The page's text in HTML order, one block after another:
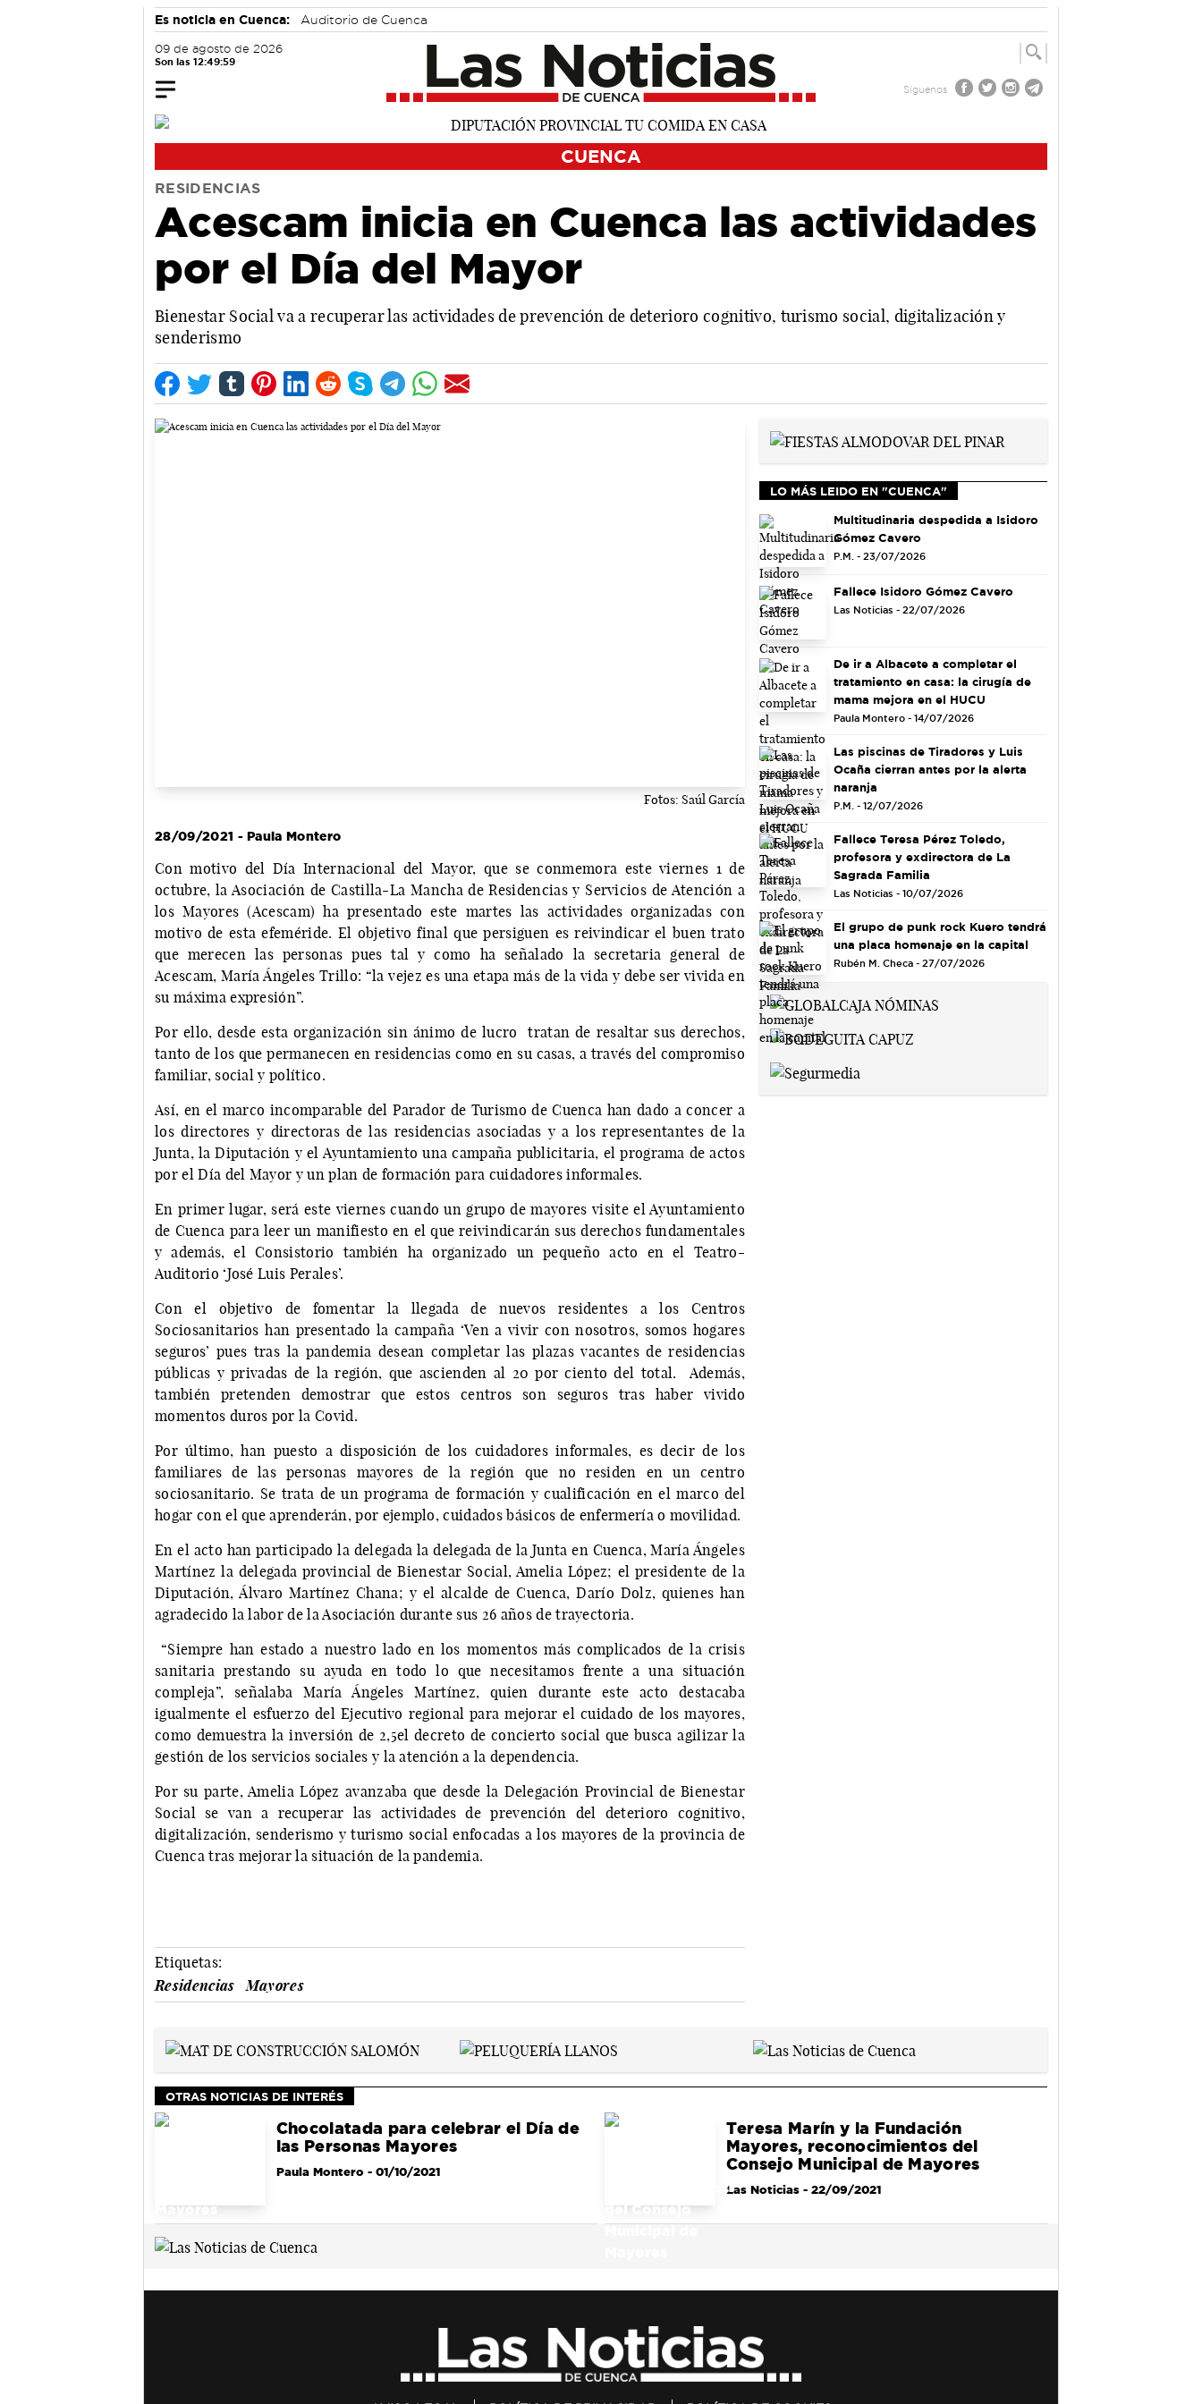
Es noticia en Cuenca: Auditorio de Cuenca
09 de agosto de 2026
Son las 12:50:00
Síguenos
CUENCA
RESIDENCIAS
Acescam inicia en Cuenca las actividades
por el Día del Mayor
Bienestar Social va a recuperar las actividades de prevención de deterioro cognitivo, turismo social, digitalización y
senderismo
Fotos: Saúl García
28/09/2021 - Paula Montero
Con motivo del Día Internacional del Mayor, que se conmemora este viernes 1 de
octubre, la Asociación de Castilla-La Mancha de Residencias y Servicios de Atención a
los Mayores (Acescam) ha presentado este martes las actividades organizadas con
motivo de esta efeméride. El objetivo final que persiguen es reivindicar el buen trato
que merecen las personas pues tal y como ha señalado la secretaria general de
Acescam, María Ángeles Trillo: “la vejez es una etapa más de la vida y debe ser vivida en
su máxima expresión”.
Por ello, desde esta organización sin ánimo de lucro tratan de resaltar sus derechos,
tanto de los que permanecen en residencias como en su casas, a través del compromiso
familiar, social y político.
Así, en el marco incomparable del Parador de Turismo de Cuenca han dado a concer a
los directores y directoras de las residencias asociadas y a los representantes de la
Junta, la Diputación y el Ayuntamiento una campaña publicitaria, el programa de actos
por el Día del Mayor y un plan de formación para cuidadores informales.
En primer lugar, será este viernes cuando un grupo de mayores visite el Ayuntamiento
de Cuenca para leer un manifiesto en el que reivindicarán sus derechos fundamentales
y además, el Consistorio también ha organizado un pequeño acto en el Teatro-
Auditorio ‘José Luis Perales’.
Con el objetivo de fomentar la llegada de nuevos residentes a los Centros
Sociosanitarios han presentado la campaña ‘Ven a vivir con nosotros, somos hogares
seguros’ pues tras la pandemia desean completar las plazas vacantes de residencias
públicas y privadas de la región, que ascienden al 20 por ciento del total. Además,
también pretenden demostrar que estos centros son seguros tras haber vivido
momentos duros por la Covid.
Por último, han puesto a disposición de los cuidadores informales, es decir de los
familiares de las personas mayores de la región que no residen en un centro
sociosanitario. Se trata de un programa de formación y cualificación en el marco del
hogar con el que aprenderán, por ejemplo, cuidados básicos de enfermería o movilidad.
En el acto han participado la delegada la delegada de la Junta en Cuenca, María Ángeles
Martínez la delegada provincial de Bienestar Social, Amelia López; el presidente de la
Diputación, Álvaro Martínez Chana; y el alcalde de Cuenca, Darío Dolz, quienes han
agradecido la labor de la Asociación durante sus 26 años de trayectoria.
“Siempre han estado a nuestro lado en los momentos más complicados de la crisis
sanitaria prestando su ayuda en todo lo que necesitamos frente a una situación
compleja”, señalaba María Ángeles Martínez, quien durante este acto destacaba
igualmente el esfuerzo del Ejecutivo regional para mejorar el cuidado de los mayores,
como demuestra la inversión de 2,5el decreto de concierto social que busca agilizar la
gestión de los servicios sociales y la atención a la dependencia.
Por su parte, Amelia López avanzaba que desde la Delegación Provincial de Bienestar
Social se van a recuperar las actividades de prevención del deterioro cognitivo,
digitalización, senderismo y turismo social enfocadas a los mayores de la provincia de
Cuenca tras mejorar la situación de la pandemia.
Etiquetas:
Residencias
Mayores
LO MÁS LEIDO EN "CUENCA"
Multitudinaria despedida a Isidoro
Gómez Cavero
P.M. - 23/07/2026
Fallece Isidoro Gómez Cavero
Las Noticias - 22/07/2026
De ir a Albacete a completar el
tratamiento en casa: la cirugía de
mama mejora en el HUCU
Paula Montero - 14/07/2026
Las piscinas de Tiradores y Luis
Ocaña cierran antes por la alerta
naranja
P.M. - 12/07/2026
Fallece Teresa Pérez Toledo,
profesora y exdirectora de La
Sagrada Familia
Las Noticias - 10/07/2026
El grupo de punk rock Kuero tendrá
una placa homenaje en la capital
Rubén M. Checa - 27/07/2026
OTRAS NOTICIAS DE INTERÉS
Chocolatada para celebrar el Día de
las Personas Mayores
Paula Montero- 01/10/2021
Teresa Marín y la Fundación
Mayores, reconocimientos del
Consejo Municipal de Mayores
Las Noticias- 22/09/2021